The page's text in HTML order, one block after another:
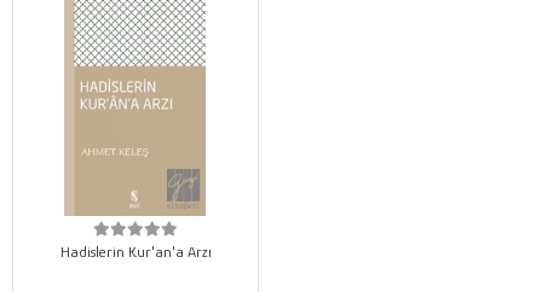
Hadislerin Kur'an'a Arzı